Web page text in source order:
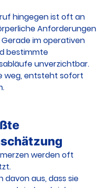
hingegen ist oft an
Anforderungen
im operativen
bestimmte
unverzichtbar.
weg, entsteht sofort
werden oft
davon aus, dass sie